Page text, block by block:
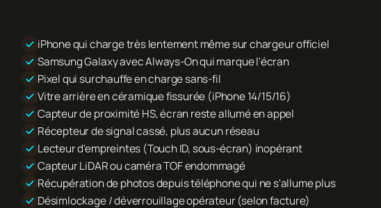
iPhone qui charge très lentement même sur chargeur officiel
Samsung Galaxy avec Always-On qui marque l'écran
Pixel qui surchauffe en charge sans-fil
Vitre arrière en céramique fissurée (iPhone 14/15/16)
Capteur de proximité HS, écran reste allumé en appel
Récepteur de signal cassé, plus aucun réseau
Lecteur d'empreintes (Touch ID, sous-écran) inopérant
Capteur LiDAR ou caméra TOF endommagé
Récupération de photos depuis téléphone qui ne s'allume plus
Désimlockage / déverrouillage opérateur (selon facture)